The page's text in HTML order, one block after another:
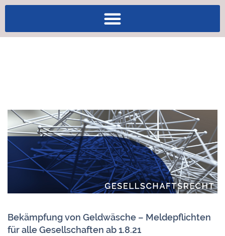
Bekämpfung von Geldwäsche – Meldepflichten
für alle Gesellschaften ab 1.8.21